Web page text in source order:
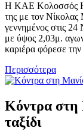
Η ΚΑΕ Κολοσσός H
της με τον
γεννημένος στις
με ύψος 2,03μ.
καριέρα φόρεσε
Περισσότερα
Κόντρα στη
ταξίδι